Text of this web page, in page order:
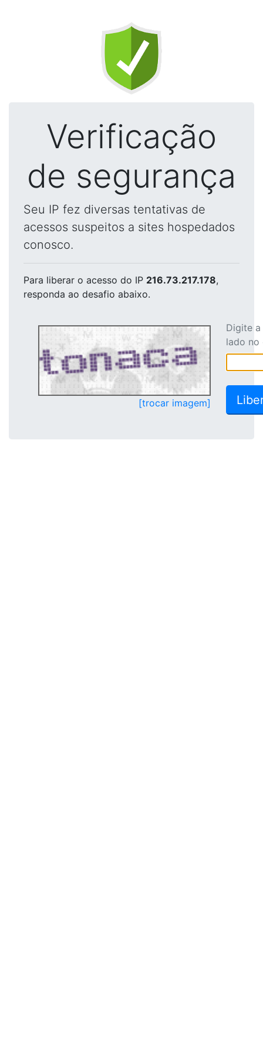
Verificação
de segurança
Seu IP fez diversas tentativas de
acessos suspeitos a sites hospedados
conosco.
Para liberar o acesso do IP 216.73.217.178,
responda ao desafio abaixo.
[trocar imagem]
Digite
lado no